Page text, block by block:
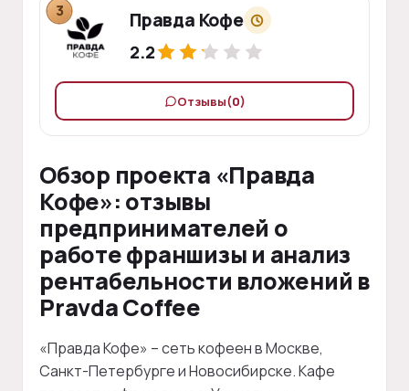
3 Правда Кофе
2.2
Отзывы(0)
Обзор проекта «Правда
Кофе»: отзывы
предпринимателей о
работе франшизы и анализ
рентабельности вложений в
Pravda Coffee
«Правда Кофе» – сеть кофеен в Москве,
Санкт-Петербурге и Новосибирске. Кафе